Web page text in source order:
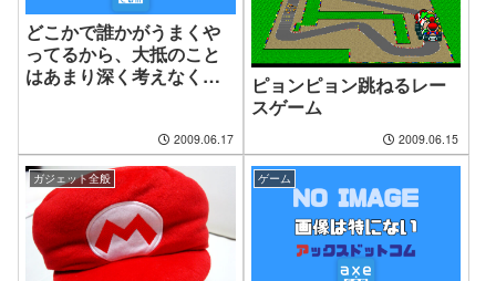
どこかで誰かがうまくや
ってるから、大抵のこと
はあまり深く考えなくて
2009.06.17
ピョンピョン跳ねるレー
スゲーム
2009.06.15
ガジェット全般 ゲーム